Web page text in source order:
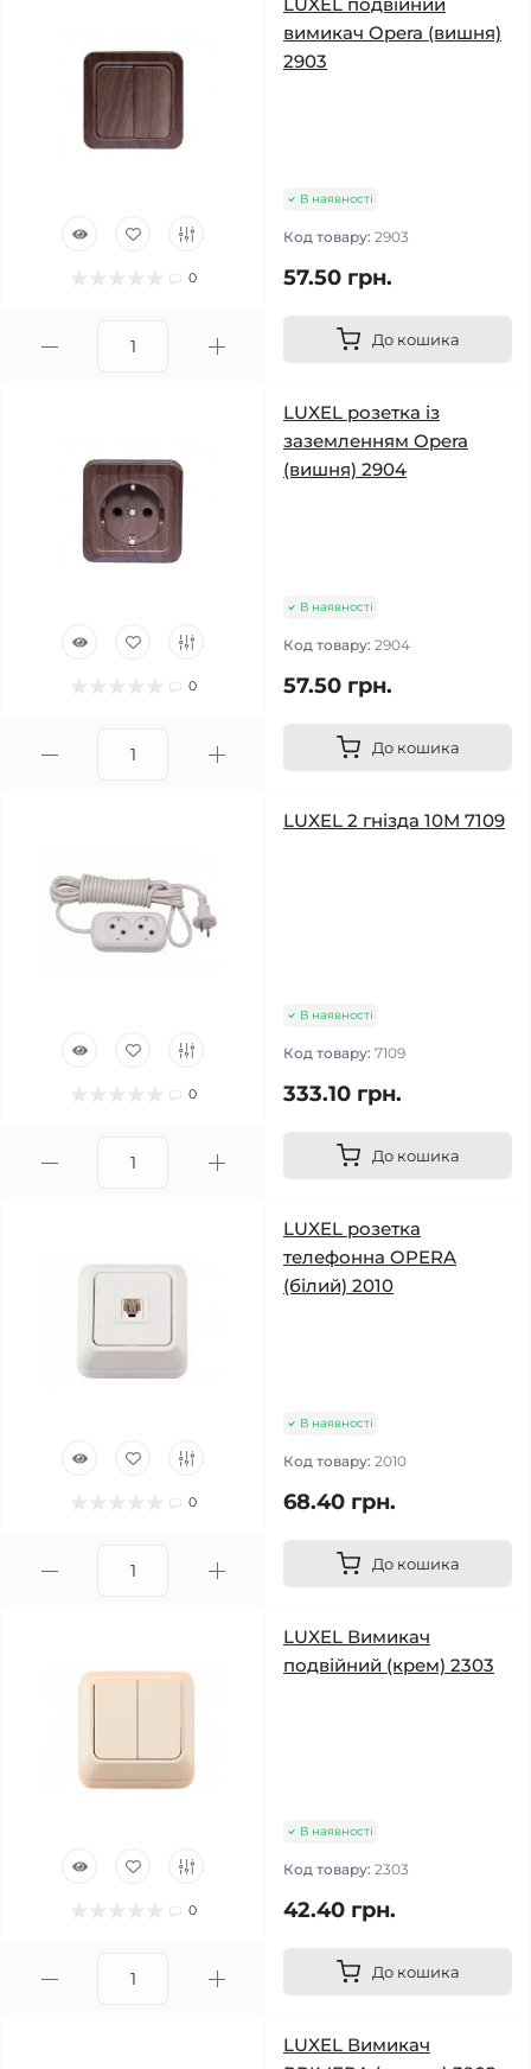
0
вимикач Opera (вишня)
2903
В наявності
Код товару: 2903
57.50 грн.
До кошика
0
LUXEL розетка із
заземленням Opera
(вишня) 2904
В наявності
Код товару: 2904
57.50 грн.
До кошика
0
LUXEL 2 гнізда 10М 7109
В наявності
Код товару: 7109
333.10 грн.
До кошика
0
LUXEL розетка
телефонна OPERA
(білий) 2010
В наявності
Код товару: 2010
68.40 грн.
До кошика
0
LUXEL Вимикач
подвійний (крем) 2303
В наявності
Код товару: 2303
42.40 грн.
До кошика
LUXEL Вимикач